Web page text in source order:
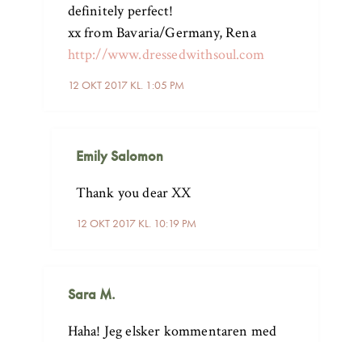
12 OKT 2017 KL. 1:05 PM
definitely perfect!
xx from Bavaria/Germany, Rena
http://www.dressedwithsoul.com
Emily Salomon
12 OKT 2017 KL. 10:19 PM
Thank you dear XX
Sara M.
Haha! Jeg elsker kommentaren med